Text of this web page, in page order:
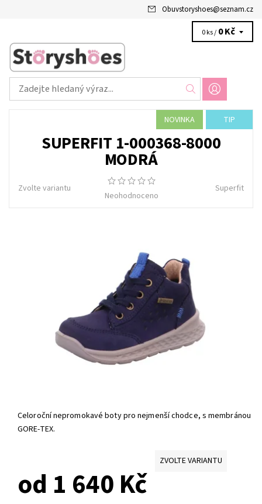
Obuvstoryshoes@seznam.cz
0 ks / 0 Kč
NOVINKA TIP
SUPERFIT 1-000368-8000
MODRÁ
Zvolte variantu
Neohodnoceno
Superfit
Celoroční nepromokavé boty pro nejmenší chodce, s membránou
GORE-TEX.
ZVOLTE VARIANTU
od 1 640 Kč